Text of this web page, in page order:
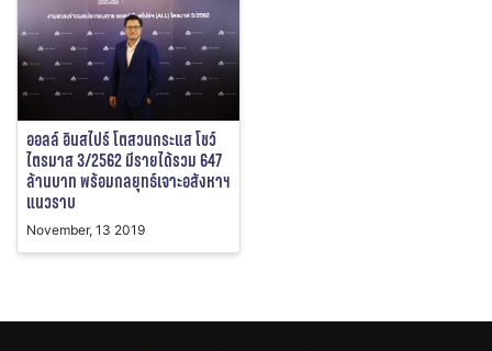
ออลล์ อินสไปร์ โตสวนกระแส โชว์
ไตรมาส 3/2562 มีรายได้รวม 647
ล้านบาท พร้อมกลยุทธ์เจาะอสังหาฯ
แนวราบ
November, 13 2019